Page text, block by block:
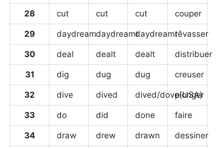
28 cut cut cut couper
29 daydreamdaydreamtdaydreamtrêvasser
30 deal dealt dealt distribuer
31 dig dug dug creuser
32 dive dived dived/dove(USA)
plonger
33 do did done faire
34 draw drew drawn dessiner